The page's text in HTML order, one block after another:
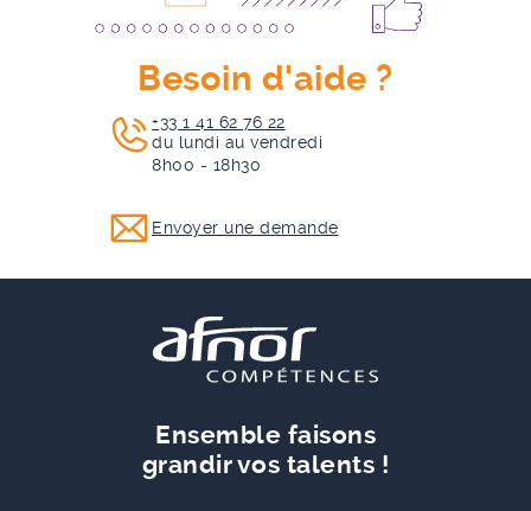
Besoin d'aide ?
+33 1 41 62 76 22
du lundi au vendredi
8h00 - 18h30
Envoyer une demande
Ensemble faisons
grandir vos talents !